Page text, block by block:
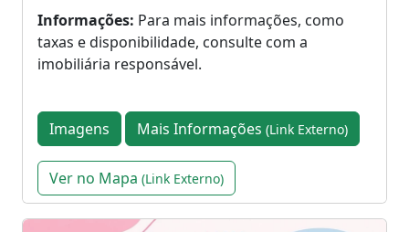
Informações: Para mais informações, como
taxas e disponibilidade, consulte com a
imobiliária responsável.
Imagens Mais Informações (Link Externo)
Ver no Mapa (Link Externo)